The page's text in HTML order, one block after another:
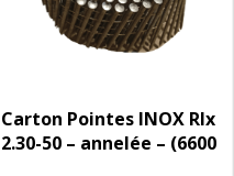
Carton Pointes INOX Rlx
2.30-50 – annelée – (6600